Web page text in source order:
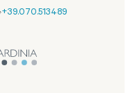
+39.070.513489